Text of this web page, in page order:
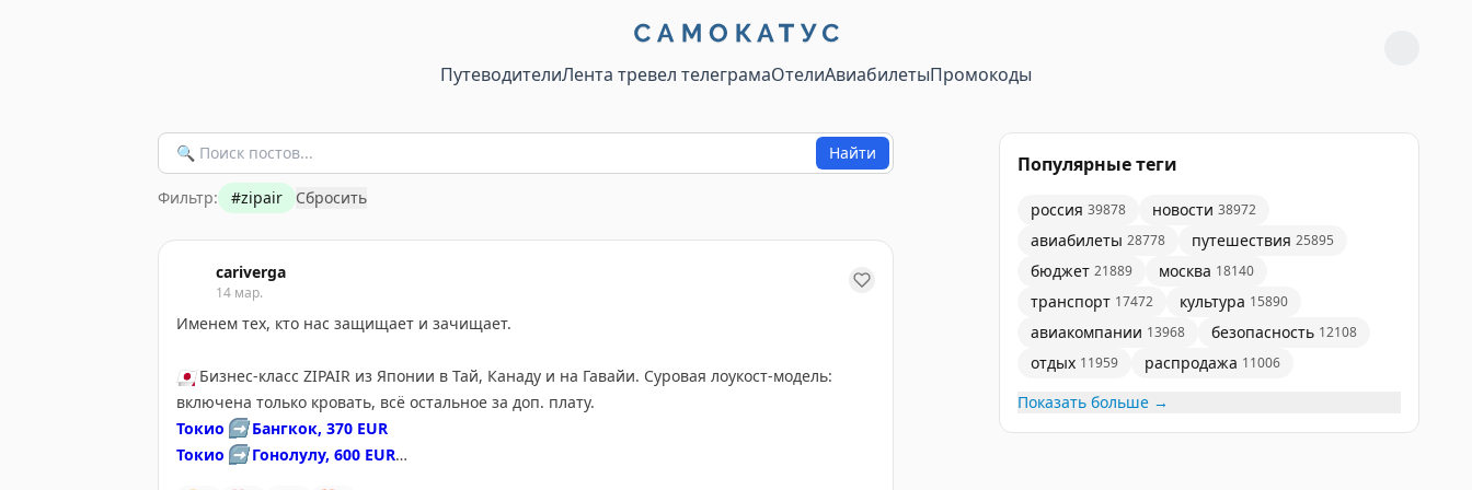
ПутеводителиЛента тревел телеграмаОтелиАвиабилетыПромокоды
Найти
Фильтр: #zipair Сбросить
cariverga
14 мар.
Именем тех, кто нас защищает и зачищает.
🇯🇵Бизнес-класс ZIPAIR из Японии в Тай, Канаду и на Гавайи. Суровая лоукост-модель:
включена только кровать, всё остальное за доп. плату.
Токио ➡️Бангкок, 370 EUR
Токио ➡️Гонолулу, 600 EUR
Популярные теги
россия 39878 новости 38972
авиабилеты 28778 путешествия 25895
бюджет 21889 москва 18140
транспорт 17472 культура 15890
авиакомпании 13968 безопасность 12108
отдых 11959 распродажа 11006
Показать больше →